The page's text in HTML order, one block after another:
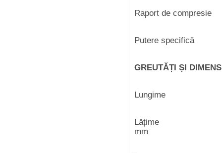
Raport de
Putere
GREUTĂȚI ȘI
mm